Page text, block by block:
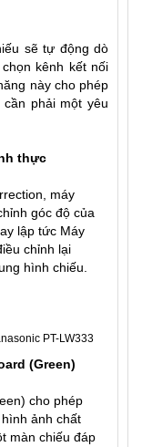
sẽ tự động dò
kênh kết nối
này cho phép
phải một yêu
thực
máy
góc độ của
lập tức Máy
chỉnh lại
hình chiếu.
PT-LW333
(Green)
cho phép
ảnh chất
màn chiếu đáp